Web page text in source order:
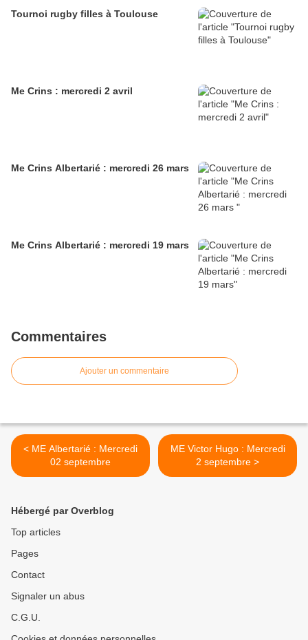
Tournoi rugby filles à Toulouse
Me Crins : mercredi 2 avril
Me Crins Albertarié : mercredi 26 mars
Me Crins Albertarié : mercredi 19 mars
Commentaires
Ajouter un commentaire
< ME Albertarié : Mercredi
02 septembre
ME Victor Hugo : Mercredi
2 septembre >
Hébergé par Overblog
Top articles
Pages
Contact
Signaler un abus
C.G.U.